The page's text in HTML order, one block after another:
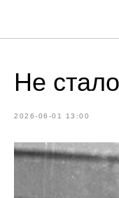
Не
2026-06-01 13:00